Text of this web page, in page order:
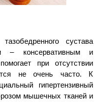
сустава
– консервативным и
при отсутствии
не очень часто. К
гипертензивный
мышечных тканей и